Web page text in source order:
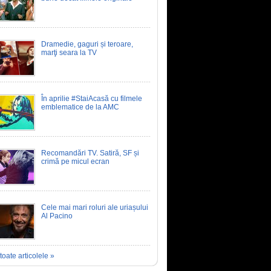
Dramedie, gaguri și teroare,
marţi seara la TV
În aprilie #StaiAcasă cu filmele
emblematice de la AMC
Recomandări TV. Satiră, SF și
crimă pe micul ecran
Cele mai mari roluri ale uriașului
Al Pacino
articolele »